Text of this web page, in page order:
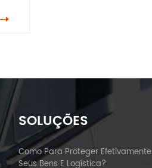
SOLUÇÕES
Como Para Proteger Efetivamente
Seus Bens E Logística?